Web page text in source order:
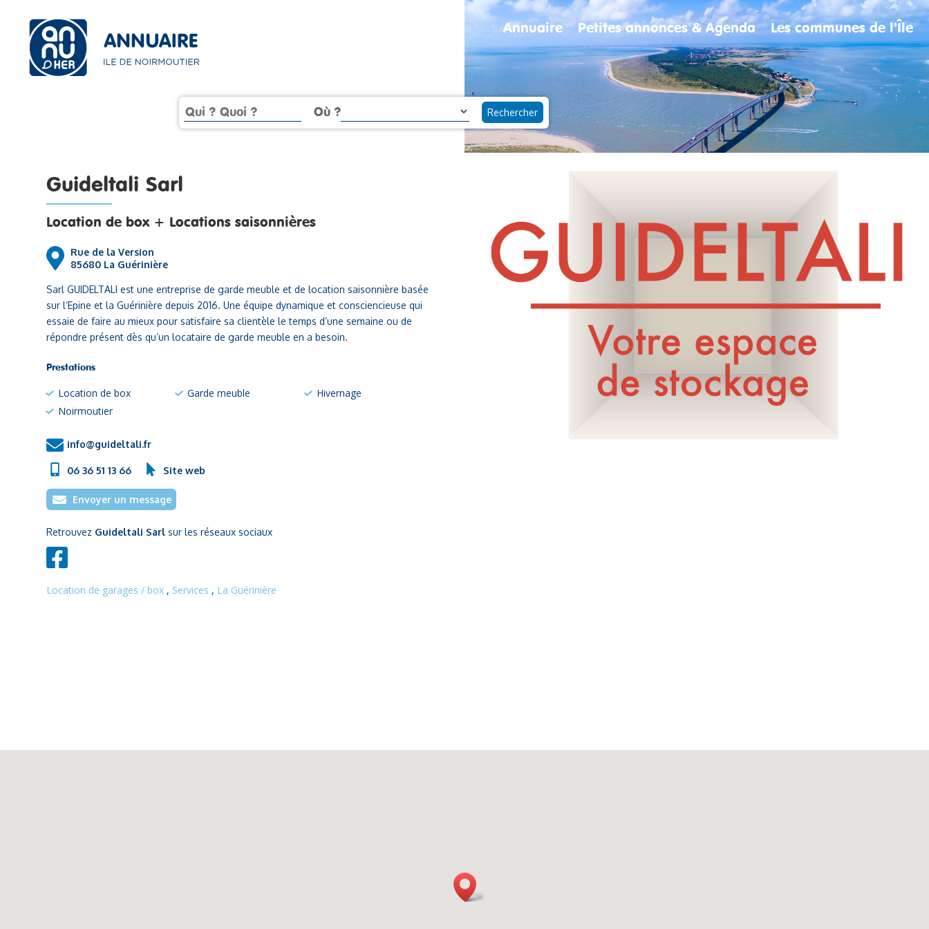
Annuaire Petites annonces & Agenda Les communes de l’Île
Où ?
Guideltali Sarl
Location de box + Locations saisonnières
Rue de la Version
85680 La Guérinière
Sarl GUIDELTALI est une entreprise de garde meuble et de location saisonnière basée
sur l’Epine et la Guérinière depuis 2016. Une équipe dynamique et consciencieuse qui
essaie de faire au mieux pour satisfaire sa clientèle le temps d’une semaine ou de
répondre présent dès qu’un locataire de garde meuble en a besoin.
Prestations
Location de box Garde meuble
Hivernage
Noirmoutier
info@guideltali.fr
06 36 51 13 66 Site web
Envoyer un message
Retrouvez Guideltali Sarl sur les réseaux sociaux
Location de garages / box , Services , La Guérinière